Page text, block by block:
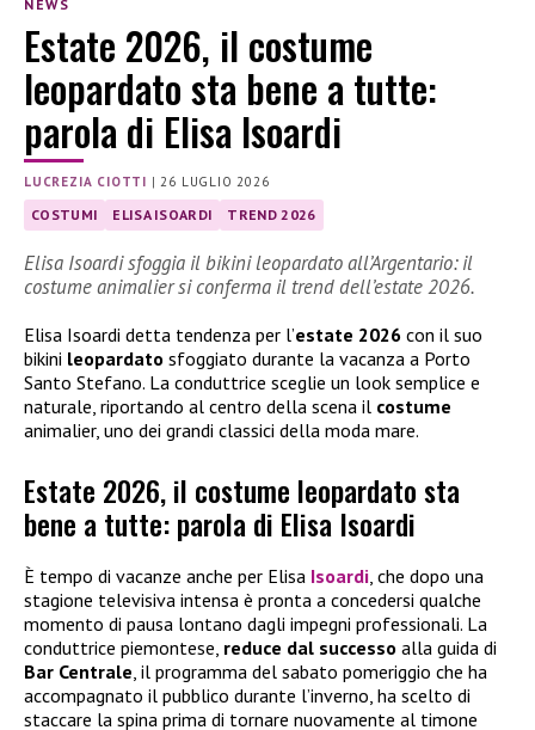
NEWS
Estate 2026, il costume
leopardato sta bene a tutte:
parola di Elisa Isoardi
LUCREZIA CIOTTI |26 LUGLIO 2026
COSTUMI ELISA ISOARDI TREND 2026
Elisa Isoardi sfoggia il bikini leopardato all’Argentario: il
costume animalier si conferma il trend dell’estate 2026.
Elisa Isoardi detta tendenza per l’estate 2026 con il suo
bikini leopardato sfoggiato durante la vacanza a Porto
Santo Stefano. La conduttrice sceglie un look semplice e
naturale, riportando al centro della scena il costume
animalier, uno dei grandi classici della moda mare.
Estate 2026, il costume leopardato sta
bene a tutte: parola di Elisa Isoardi
È tempo di vacanze anche per Elisa Isoardi, che dopo una
stagione televisiva intensa è pronta a concedersi qualche
momento di pausa lontano dagli impegni professionali. La
conduttrice piemontese, reduce dal successo alla guida di
Bar Centrale, il programma del sabato pomeriggio che ha
accompagnato il pubblico durante l’inverno, ha scelto di
staccare la spina prima di tornare nuovamente al timone